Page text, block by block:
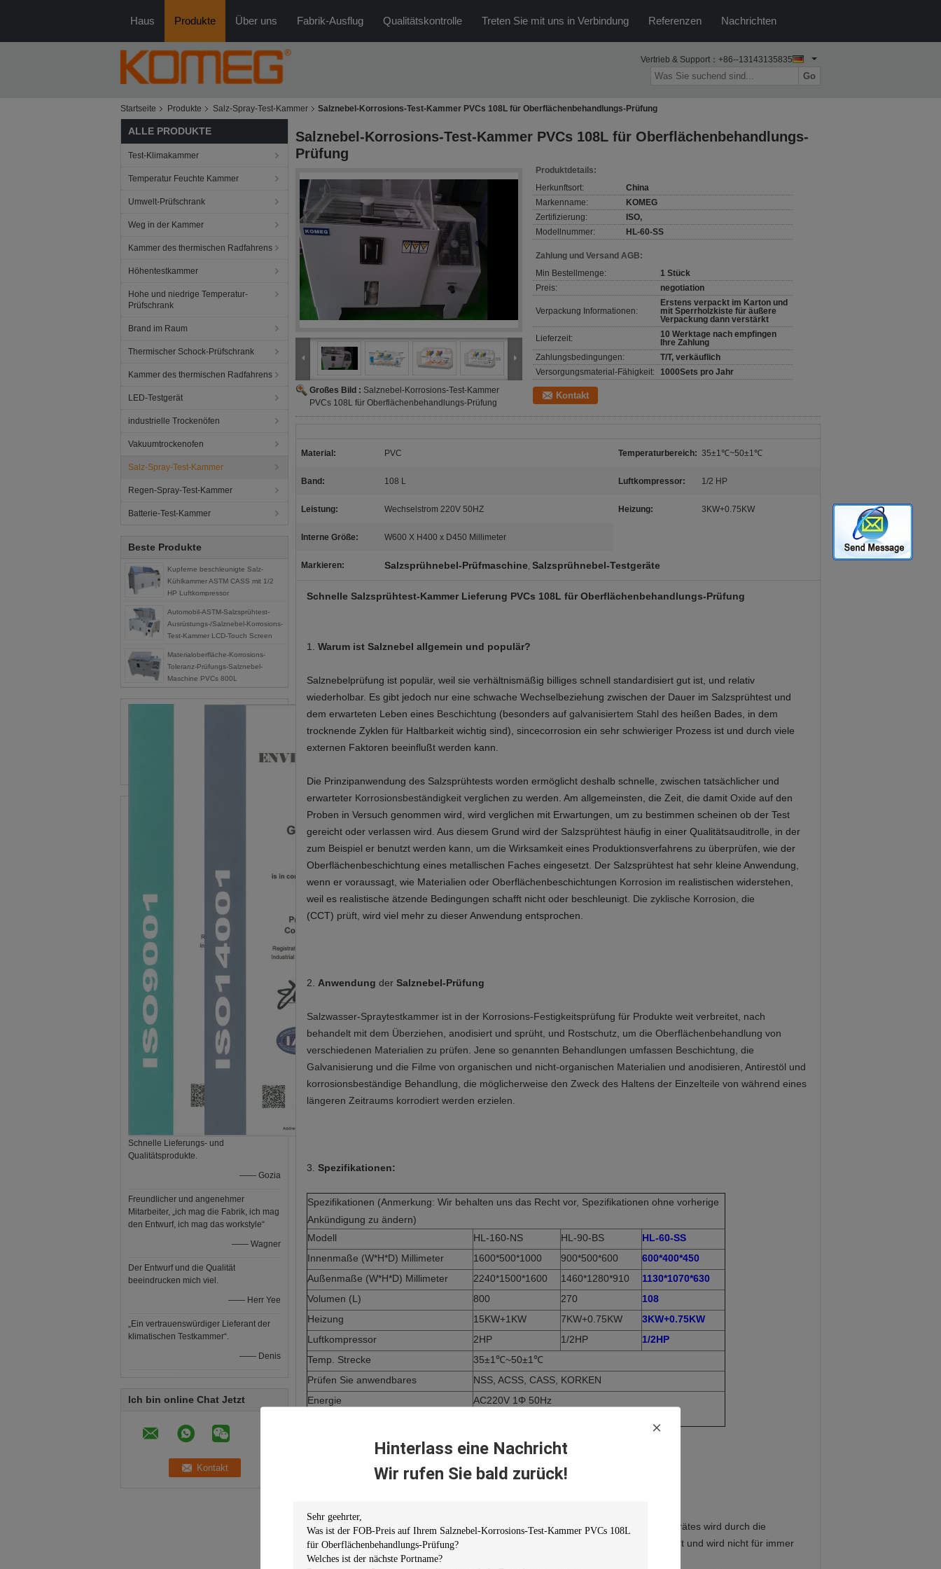
Hinterlass eine Nachricht
Wir rufen Sie bald zurück!
Haus Produkte Über uns Fabrik-Ausflug Qualitätskontrolle Treten Sie mit uns in Verbindung Referenzen Nachrichten
Vertrieb & Support： +86--13143135835
Go
Startseite Produkte Salz-Spray-Test-Kammer Salznebel-Korrosions-Test-Kammer PVCs 108L für Oberflächenbehandlungs-Prüfung
ALLE PRODUKTE
Test-Klimakammer
Temperatur Feuchte Kammer
Umwelt-Prüfschrank
Weg in der Kammer
Kammer des thermischen Radfahrens
Höhentestkammer
Hohe und niedrige Temperatur-
Prüfschrank
Brand im Raum
Thermischer Schock-Prüfschrank
Kammer des thermischen Radfahrens
LED-Testgerät
industrielle Trockenöfen
Vakuumtrockenofen
Salz-Spray-Test-Kammer
Regen-Spray-Test-Kammer
Batterie-Test-Kammer
Beste Produkte
Kupferne beschleunigte Salz-
Kühlkammer ASTM CASS mit 1/2
HP Luftkompressor
Automobil-ASTM-Salzsprühtest-
Ausrüstungs-/Salznebel-Korrosions-
Test-Kammer LCD-Touch Screen
Materialoberfläche-Korrosions-
Toleranz-Prüfungs-Salznebel-
Maschine PVCs 800L
Schnelle Lieferungs- und
Qualitätsprodukte.
—— Gozia
Freundlicher und angenehmer
Mitarbeiter, „ich mag die Fabrik, ich mag
den Entwurf, ich mag das workstyle“
—— Wagner
Der Entwurf und die Qualität
beeindrucken mich viel.
—— Herr Yee
„Ein vertrauenswürdiger Lieferant der
klimatischen Testkammer“.
—— Denis
Ich bin online Chat Jetzt
Salznebel-Korrosions-Test-Kammer PVCs 108L für Oberflächenbehandlungs-
Prüfung
Großes Bild : Salznebel-Korrosions-Test-Kammer
PVCs 108L für Oberflächenbehandlungs-Prüfung
Produktdetails:
Herkunftsort:
China
Markenname:
KOMEG
Zertifizierung:
ISO,
Modellnummer:
HL-60-SS
Zahlung und Versand AGB:
Min Bestellmenge:
1 Stück
Preis:
negotiation
Verpackung Informationen:
Erstens verpackt im Karton und
mit Sperrholzkiste für äußere
Verpackung dann verstärkt
Lieferzeit:
10 Werktage nach empfingen
Ihre Zahlung
Zahlungsbedingungen:
T/T, verkäuflich
Versorgungsmaterial-Fähigkeit: 1000Sets pro Jahr
Kontakt
Material: PVC Temperaturbereich: 35±1℃~50±1℃
Band: 108 L Luftkompressor: 1/2 HP
Leistung: Wechselstrom 220V 50HZ Heizung: 3KW+0.75KW
Interne Größe: W600 X H400 x D450 Millimeter
Markieren: Salzsprühnebel-Prüfmaschine, Salzsprühnebel-Testgeräte
Schnelle Salzsprühtest-Kammer Lieferung PVCs 108L für Oberflächenbehandlungs-Prüfung
1. Warum ist Salznebel allgemein und populär?
Salznebelprüfung ist populär, weil sie verhältnismäßig billiges schnell standardisiert gut ist, und relativ
wiederholbar. Es gibt jedoch nur eine schwache Wechselbeziehung zwischen der Dauer im Salzsprühtest und
dem erwarteten Leben eines Beschichtung (besonders auf galvanisiertem Stahl des heißen Bades, in dem
trocknende Zyklen für Haltbarkeit wichtig sind), sincecorrosion ein sehr schwieriger Prozess ist und durch viele
externen Faktoren beeinflußt werden kann.
Die Prinzipanwendung des Salzsprühtests worden ermöglicht deshalb schnelle, zwischen tatsächlicher und
erwarteter Korrosionsbeständigkeit verglichen zu werden. Am allgemeinsten, die Zeit, die damit Oxide auf den
Proben in Versuch genommen wird, wird verglichen mit Erwartungen, um zu bestimmen scheinen ob der Test
gereicht oder verlassen wird. Aus diesem Grund wird der Salzsprühtest häufig in einer Qualitätsauditrolle, in der
zum Beispiel er benutzt werden kann, um die Wirksamkeit eines Produktionsverfahrens zu überprüfen, wie der
Oberflächenbeschichtung eines metallischen Faches eingesetzt. Der Salzsprühtest hat sehr kleine Anwendung,
wenn er voraussagt, wie Materialien oder Oberflächenbeschichtungen Korrosion im realistischen widerstehen,
weil es realistische ätzende Bedingungen schafft nicht oder beschleunigt. Die zyklische Korrosion, die
(CCT) prüft, wird viel mehr zu dieser Anwendung entsprochen.
2. Anwendung der Salznebel-Prüfung
Salzwasser-Spraytestkammer ist in der Korrosions-Festigkeitsprüfung für Produkte weit verbreitet, nach
behandelt mit dem Überziehen, anodisiert und sprüht, und Rostschutz, um die Oberflächenbehandlung von
verschiedenen Materialien zu prüfen. Jene so genannten Behandlungen umfassen Beschichtung, die
Galvanisierung und die Filme von organischen und nicht-organischen Materialien und anodisieren, Antirestöl und
korrosionsbeständige Behandlung, die möglicherweise den Zweck des Haltens der Einzelteile von während eines
längeren Zeitraums korrodiert werden erzielen.
3. Spezifikationen:
Spezifikationen (Anmerkung: Wir behalten uns das Recht vor, Spezifikationen ohne vorherige
Ankündigung zu ändern)
Modell
HL-160-NS HL-90-BS
HL-60-SS
Innenmaße (W*H*D) Millimeter
1600*500*1000 900*500*600
600*400*450
Außenmaße (W*H*D) Millimeter
2240*1500*1600 1460*1280*910
1130*1070*630
Volumen (L)
800 270
108
Heizung
15KW+1KW 7KW+0.75KW
3KW+0.75KW
Luftkompressor
2HP 1/2HP
1/2HP
Temp. Strecke
35±1℃~50±1℃
Prüfen Sie anwendbares
NSS, ACSS, CASS, KORKEN
Energie
AC220V 1Φ 50Hz
A. Das ganze Teil des Gerätes wird von P.V.C gemacht. Blatt und das Innere des Gerätes wird durch die
Anwendung eines speziellen Futtermaterials verstärkt. Folglich wird es stark gemacht und wird nicht für immer
umwandeln.